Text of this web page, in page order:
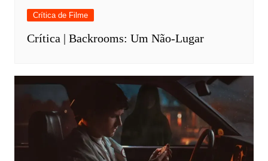
Crítica de Filme
Crítica | Backrooms: Um Não-Lugar